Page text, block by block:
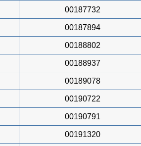
00187732
00187894
00188802
00188937
00189078
00190722
00190791
00191320